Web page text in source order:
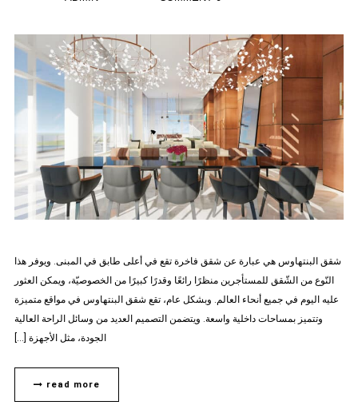
شقق البنتهاوس هي عبارة عن شقق فاخرة تقع في أعلى طابق في المبنى. ويوفر هذا
النّوع من الشّقق للمستأجرين منظرًا رائعًا وقدرًا كبيرًا من الخصوصيّة، ويمكن العثور
عليه اليوم في جميع أنحاء العالم. وبشكل عام، تقع شقق البنتهاوس في مواقع متميزة
وتتميز بمساحات داخلية واسعة. ويتضمن التصميم العديد من وسائل الراحة العالية
الجودة، مثل الأجهزة […]
read more